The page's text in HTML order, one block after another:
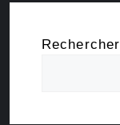
Rechercher